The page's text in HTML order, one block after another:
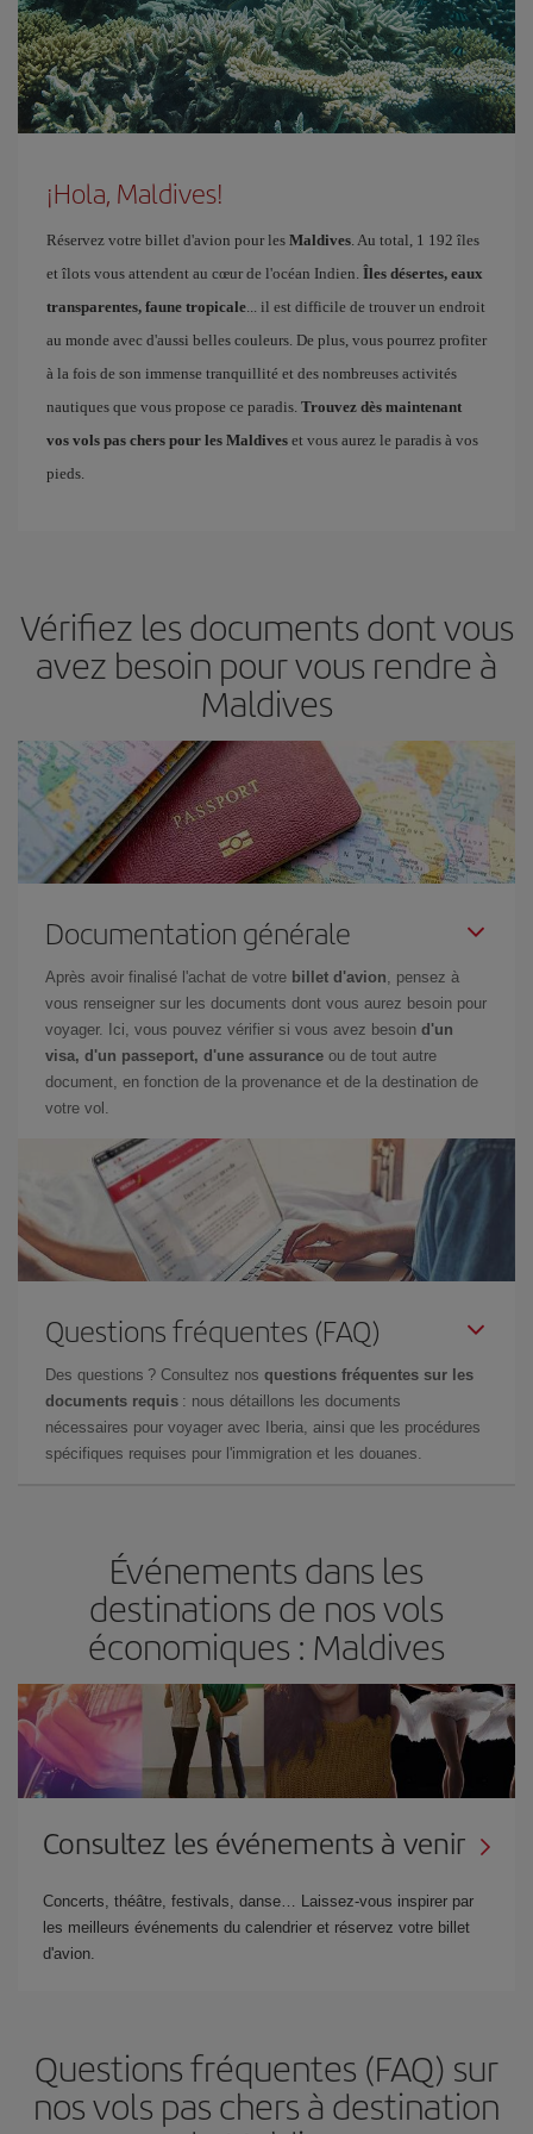
¡Hola, Maldives!
Réservez votre billet d'avion pour les Maldives . Au total, 1 192 îles
et îlots vous attendent au cœur de l'océan Indien. Îles désertes, eaux
transparentes, faune tropicale ... il est difficile de trouver un endroit
au monde avec d'aussi belles couleurs. De plus, vous pourrez profiter
à la fois de son immense tranquillité et des nombreuses activités
nautiques que vous propose ce paradis. Trouvez dès maintenant
vos vols pas chers pour les Maldives et vous aurez le paradis à vos
pieds.
Vérifiez les documents dont vous
avez besoin pour vous rendre à
Maldives
Documentation générale
Après avoir finalisé l'achat de votre billet d'avion , pensez à
vous renseigner sur les documents dont vous aurez besoin pour
voyager. Ici, vous pouvez vérifier si vous avez besoin d'un
visa, d'un passeport, d'une assurance ou de tout autre
document, en fonction de la provenance et de la destination de
votre vol.
Questions fréquentes (FAQ)
Des questions ? Consultez nos questions fréquentes sur les
documents requis : nous détaillons les documents
nécessaires pour voyager avec Iberia, ainsi que les procédures
spécifiques requises pour l'immigration et les douanes.
Événements dans les
destinations de nos vols
économiques : Maldives
Consultez les événements à venir
Concerts, théâtre, festivals, danse… Laissez-vous inspirer par
les meilleurs événements du calendrier et réservez votre billet
d'avion.
Questions fréquentes (FAQ) sur
nos vols pas chers à destination